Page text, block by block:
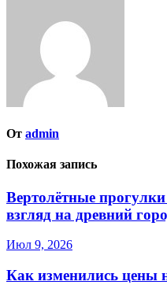
От admin
Похожая запись
Вертолётные
взгляд на древний
Июл 9, 2026
Как изменились цены